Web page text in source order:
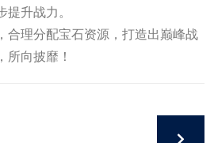
升战力。
合理分配宝石资源，打造出巅峰战
所向披靡！